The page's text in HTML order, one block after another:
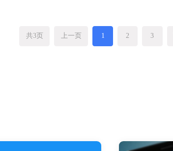
共3页 上一页 1 2 3